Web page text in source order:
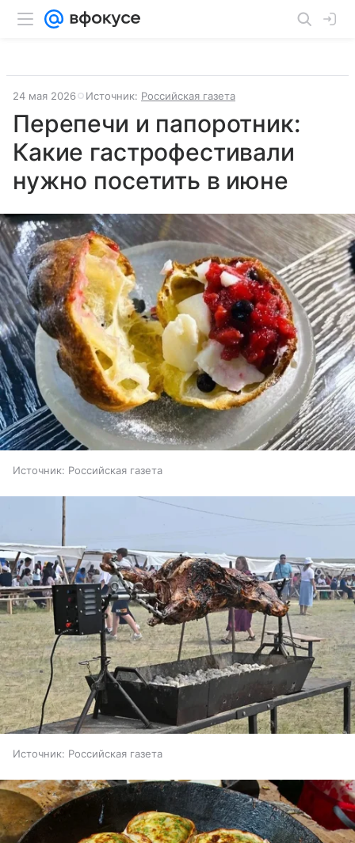
24 мая 2026 Источник: Российская газета
Перепечи и папоротник:
Какие гастрофестивали
нужно посетить в июне
Источник: Российская газета
Источник: Российская газета